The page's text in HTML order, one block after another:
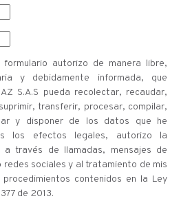
autorizo de manera libre,
y debidamente informada, que
S.A.S pueda recolectar, recaudar,
transferir, procesar, compilar,
y disponer de los datos que he
los efectos legales, autorizo la
a través de llamadas, mensajes de
sociales y al tratamiento de mis
contenidos en la Ley
de 2013.